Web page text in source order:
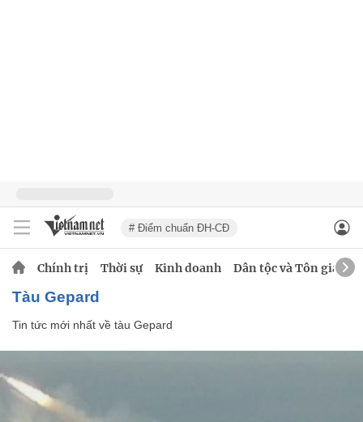
# Điểm chuẩn ĐH-CĐ
Chính trị Thời sự Kinh doanh Dân tộc và Tôn giáo
tàu Gepard
Tin tức mới nhất về tàu Gepard